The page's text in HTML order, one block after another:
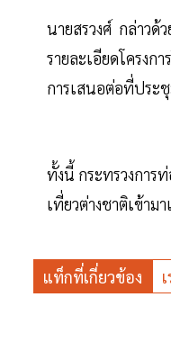
นายสรวงศ์ กล่าวด้
รายละเอียดโครงก
การเสนอต่อที่ประ
ทั้งนี้ กระทรวงการ
เที่ยวต่างชาติเข้าม
แท็กที่เกี่ยวข้อง